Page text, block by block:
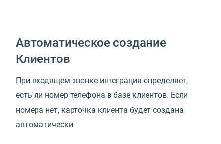
Автоматическое создание
Клиентов
При входящем звонке интеграция определяет,
есть ли номер телефона в базе клиентов. Если
номера нет, карточка клиента будет создана
автоматически.